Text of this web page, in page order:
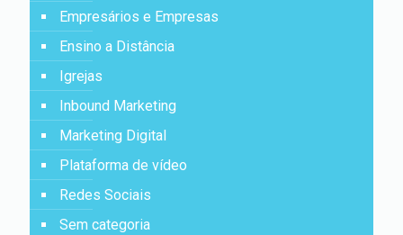
Empresários e Empresas
Ensino a Distância
Igrejas
Inbound Marketing
Marketing Digital
Plataforma de vídeo
Redes Sociais
Sem categoria